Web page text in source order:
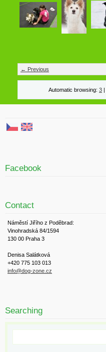
← Previous
Automatic browsing: 3 |
Facebook
Contact
Náměstí Jiřího z Poděbrad:
Vinohradská 84/1594
130 00 Praha 3
Denisa Salátková
+420 775 103 013
info@dog-zone.cz
Searching